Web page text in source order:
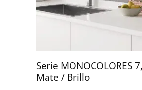
Serie MONOCOLORES
Mate / Brillo